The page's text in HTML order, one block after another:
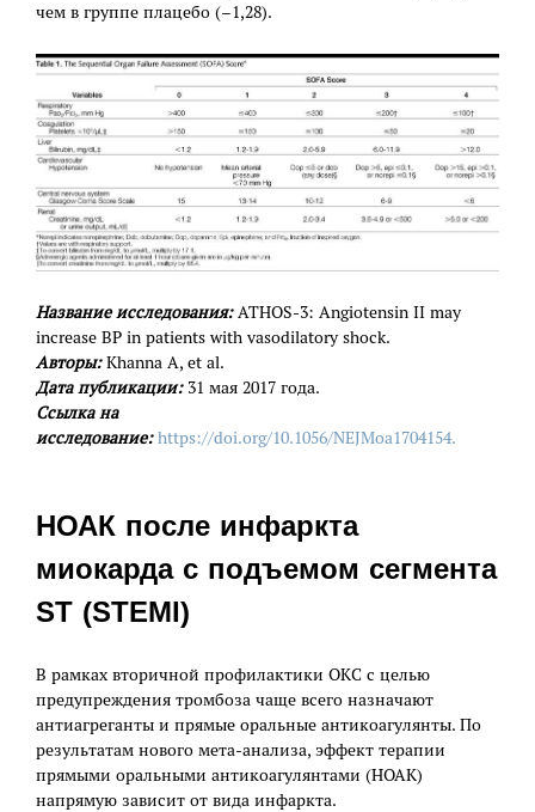
чем в группе плацебо (–1,28).
Название исследования:ATHOS-3: Angiotensin II may
increase BP in patients with vasodilatory shock.
Авторы:Khanna A, et al.
Дата публикации:31 мая 2017 года.
Ссылка на
исследование: https://doi.org/10.1056/NEJMoa1704154.
НОАК после инфаркта
миокарда с подъемом сегмента
ST (STEMI)
В рамках вторичной профилактики ОКС с целью
предупреждения тромбоза чаще всего назначают
антиагреганты и прямые оральные антикоагулянты. По
результатам нового мета-анализа, эффект терапии
прямыми оральными антикоагулянтами (НОАК)
напрямую зависит от вида инфаркта.